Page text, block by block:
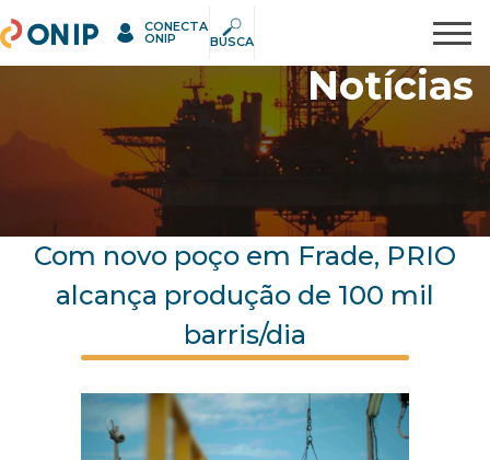
Pesquisar
ONIP CONECTA
ONIP BUSCA
Notícias
Com novo poço em Frade, PRIO
alcança produção de 100 mil
barris/dia